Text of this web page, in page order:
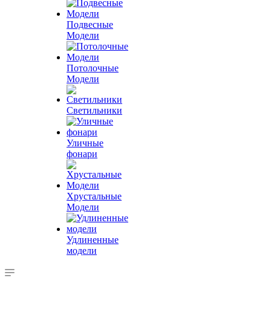
Подвесные
Модели
Потолочные
Модели
Светильники
Уличные
фонари
Хрустальные
Модели
Удлиненные
модели